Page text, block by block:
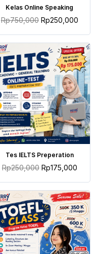
TAMBAH KE KERANJANG
Kelas Online Speaking
Rp750,000 Rp250,000
TAMBAH KE KERANJANG
Tes IELTS Preperation
Rp250,000 Rp175,000